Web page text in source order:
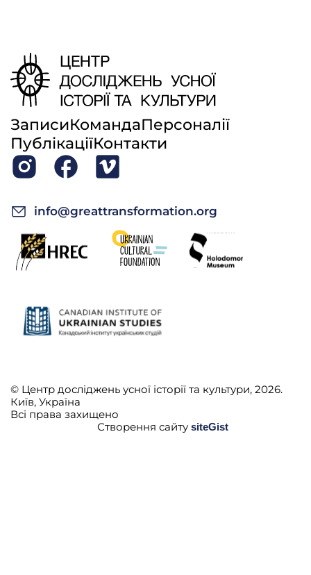
ЗаписиКомандаПерсоналії
ПублікаціїКонтакти
info@greattransformation.org
© Центр досліджень усної історії та культури, 2026.
Київ, Україна
Всі права захищено
Створення сайту siteGist